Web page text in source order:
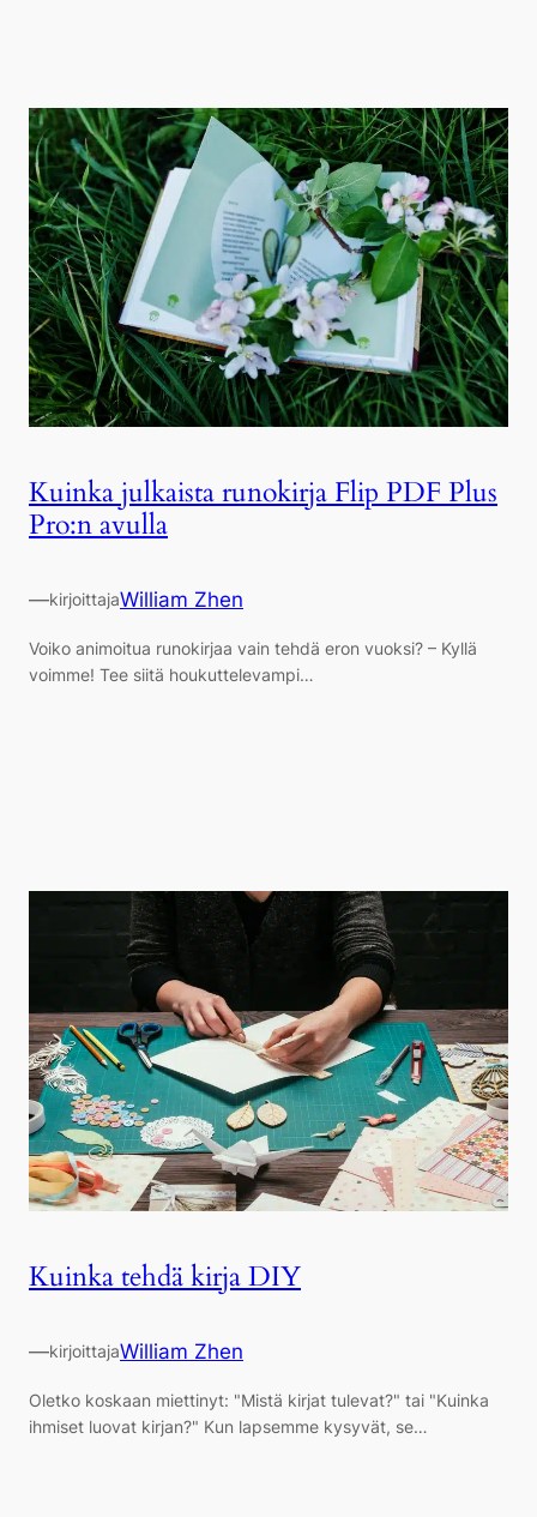
Kuinka julkaista runokirja Flip PDF Plus
Pro:n avulla
—kirjoittajaWilliam Zhen
Voiko animoitua runokirjaa vain tehdä eron vuoksi? – Kyllä
voimme! Tee siitä houkuttelevampi…
Kuinka tehdä kirja DIY
—kirjoittajaWilliam Zhen
Oletko koskaan miettinyt: "Mistä kirjat tulevat?" tai "Kuinka
ihmiset luovat kirjan?" Kun lapsemme kysyvät, se…